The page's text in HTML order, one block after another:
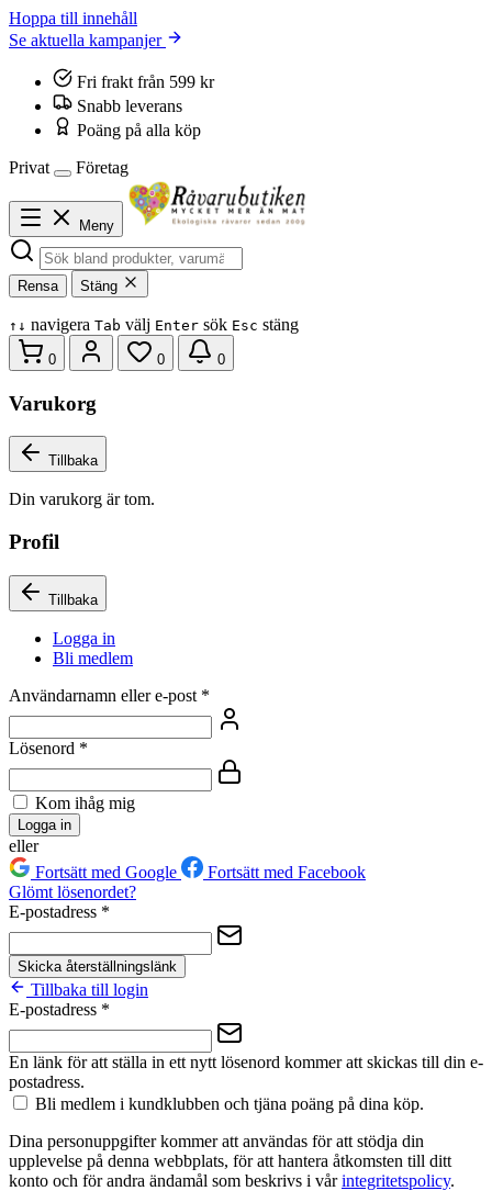
Hoppa till innehåll
Se aktuella kampanjer
Fri frakt från 599 kr
Snabb leverans
Poäng på alla köp
Privat
Företag
Meny
Rensa Stäng
↑ ↓ navigera Tab välj Enter sök Esc stäng
0 0 0
Varukorg
Tillbaka
Din varukorg är tom.
Profil
Tillbaka
Logga in
Bli medlem
Användarnamn eller e-post *
Lösenord *
Kom ihåg mig
Logga in
eller
Fortsätt med Google
Fortsätt med Facebook
Glömt lösenordet?
E-postadress *
Skicka återställningslänk
Tillbaka till login
E-postadress *
En länk för att ställa in ett nytt lösenord kommer att skickas till din e-
postadress.
Bli medlem i kundklubben och tjäna poäng på dina köp.
Dina personuppgifter kommer att användas för att stödja din
upplevelse på denna webbplats, för att hantera åtkomsten till ditt
konto och för andra ändamål som beskrivs i vårintegritetspolicy.